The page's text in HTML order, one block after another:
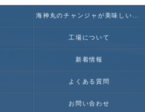
海神丸のチャンジャが美味しい理由
工場について
新着情報
よくある質問
お問い合わせ